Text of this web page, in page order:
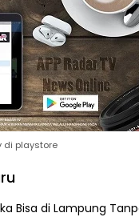
di playstore
Bisa di Lampung